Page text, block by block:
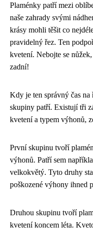
Plaménky patří mezi
naše zahrady svými
krásy mohli těšit co
pravidelný řez. Ten
kvetení. Nebojte se
zadní!
Kdy je ten správný čas
skupiny patří. Existují tři
kvetení a typem výhonů,
První skupinu tvoří
výhonů. Patří sem
velkokvětý. Tyto druhy
poškozené výhony ihned
Druhou skupinu tvoří
kvetení koncem léta.